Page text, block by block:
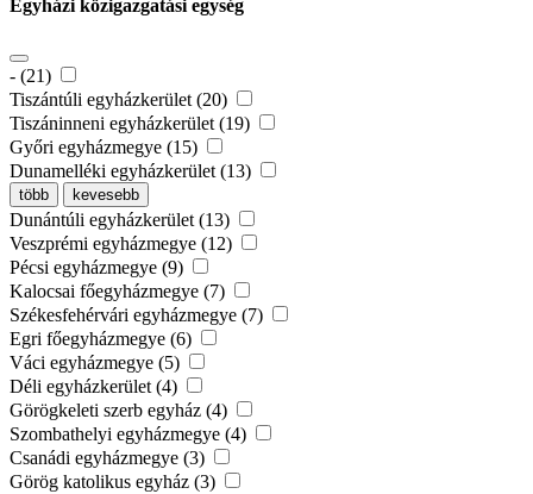
Egyházi közigazgatási egység
- (21)
Tiszántúli egyházkerület (20)
Tiszáninneni egyházkerület (19)
Győri egyházmegye (15)
Dunamelléki egyházkerület (13)
több kevesebb
Dunántúli egyházkerület (13)
Veszprémi egyházmegye (12)
Pécsi egyházmegye (9)
Kalocsai főegyházmegye (7)
Székesfehérvári egyházmegye (7)
Egri főegyházmegye (6)
Váci egyházmegye (5)
Déli egyházkerület (4)
Görögkeleti szerb egyház (4)
Szombathelyi egyházmegye (4)
Csanádi egyházmegye (3)
Görög katolikus egyház (3)